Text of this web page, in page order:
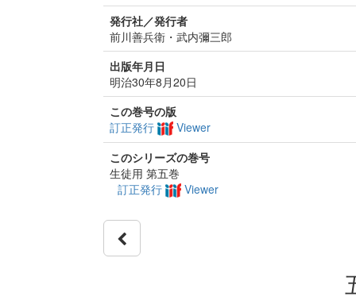
発行社／発行者
前川善兵衛・武内彌三郎
出版年月日
明治30年8月20日
この巻号の版
訂正発行
Viewer
このシリーズの巻号
生徒用 第五巻
訂正発行
Viewer